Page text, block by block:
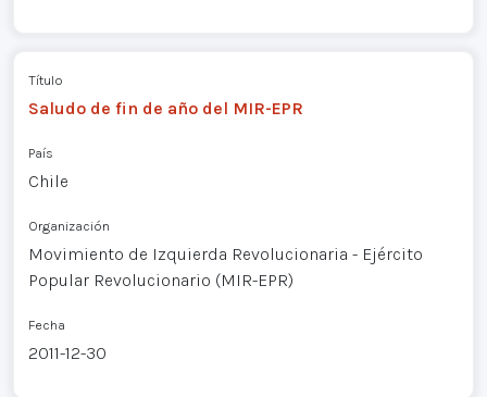
Título
Saludo de fin de año del MIR-EPR
País
Chile
Organización
Movimiento de Izquierda Revolucionaria - Ejército
Popular Revolucionario (MIR-EPR)
Fecha
2011-12-30